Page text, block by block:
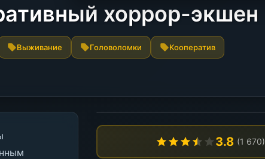
хоррор-экшен
Выживание Головоломки Кооператив
3.8 (1 670)